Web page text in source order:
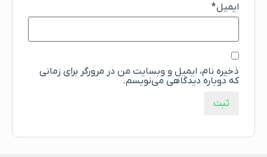
ایمیل*
ذخیره نام، ایمیل و وبسایت من در مرورگر برای زمانی
که دوباره دیدگاهی می‌نویسم.